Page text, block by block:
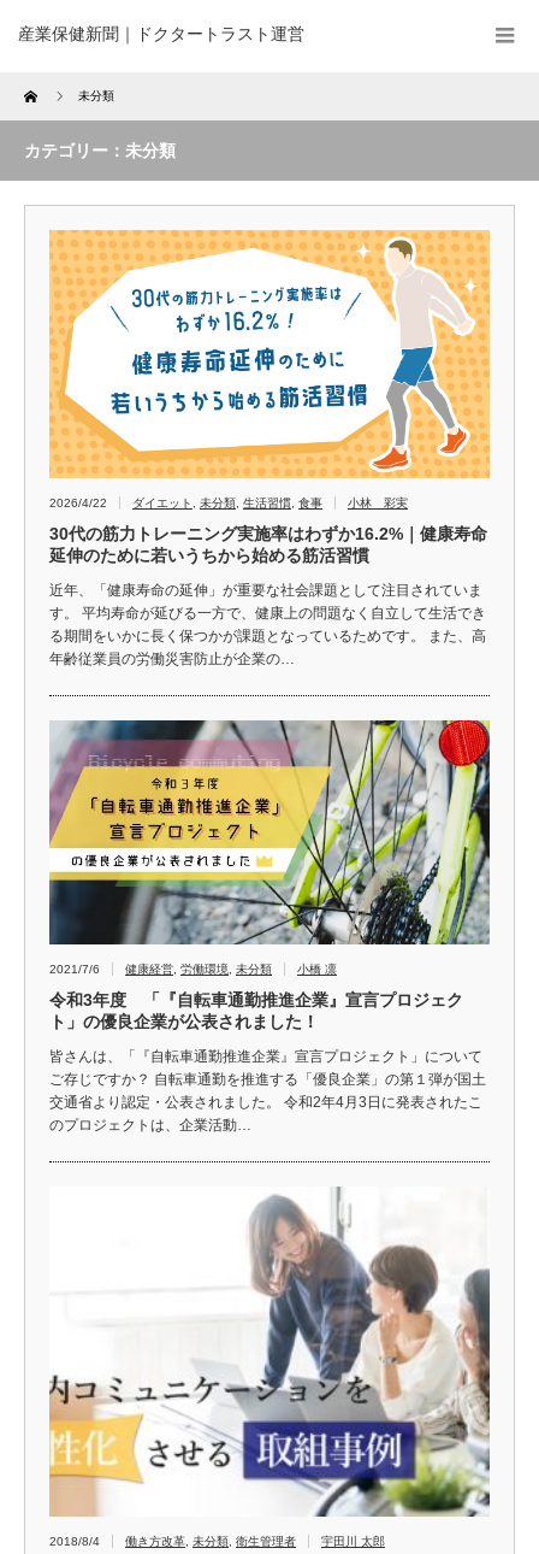
産業保健新聞｜ドクタートラスト運営
Home 未分類
カテゴリー：未分類
2026/4/22 ダイエット 未分類 生活習慣 食事 小林 彩実
30代の筋力トレーニング実施率はわずか16.2%｜健康寿命
延伸のために若いうちから始める筋活習慣
近年、「健康寿命の延伸」が重要な社会課題として注目されていま
す。 平均寿命が延びる一方で、健康上の問題なく自立して生活でき
る期間をいかに長く保つかが課題となっているためです。 また、高
年齢従業員の労働災害防止が企業の…
2021/7/6 健康経営 労働環境 未分類 小橋 凛
令和3年度 「『自転車通勤推進企業』宣言プロジェク
ト」の優良企業が公表されました！
皆さんは、「『自転車通勤推進企業』宣言プロジェクト」について
ご存じですか？ 自転車通勤を推進する「優良企業」の第１弾が国土
交通省より認定・公表されました。 令和2年4月3日に発表されたこ
のプロジェクトは、企業活動…
2018/8/4 働き方改革, 未分類, 衛生管理者 宇田川 太郎